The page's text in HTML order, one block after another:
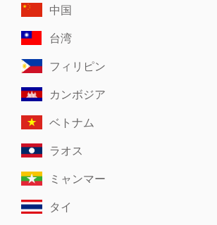
中国
台湾
フィリピン
カンボジア
ベトナム
ラオス
ミャンマー
タイ